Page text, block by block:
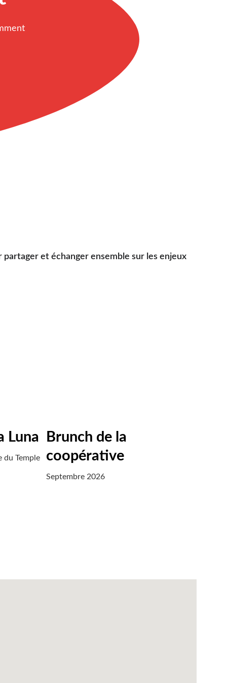
et échanger ensemble sur les enjeux
Luna
du Temple
Brunch de la
coopérative
Septembre 2026